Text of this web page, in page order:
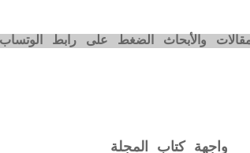
والأبحاث الضغط على رابط
واجهة كتاب المجلة